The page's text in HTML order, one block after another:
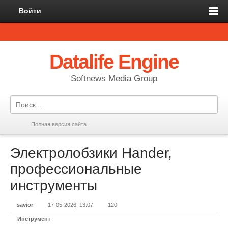
Войти
Datalife Engine
Softnews Media Group
Полная версия сайта
Электролобзики Hander,
профессиональные
инструменты
savior 17-05-2026, 13:07 120
Инструмент